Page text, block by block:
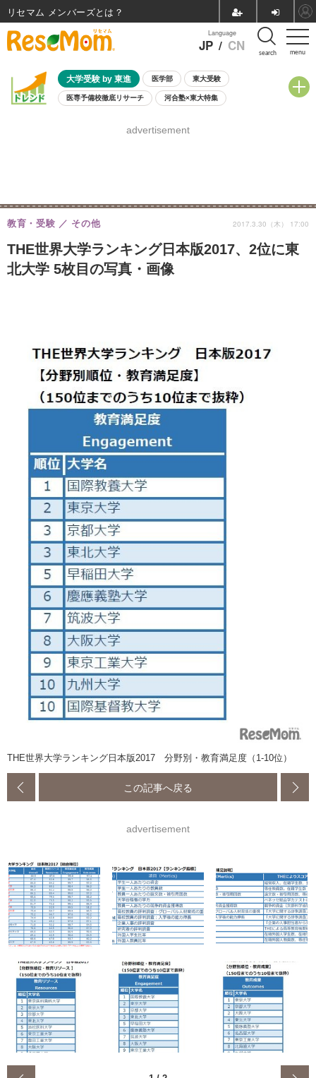
menu
Language
JP / CN search
大学受験 by 東進 医学部 東大受験
医専予備校徹底リサーチ 河合塾×東大特集
8月開催学校説明会・相談会
advertisement
THE世界大学ランキング日本版2017、2位に東
北大学 5枚目の写真・画像
教育・受験 その他 2017.3.30（木） 17:00
THE世界大学ランキング日本版2017 分野別・教育満足度（1-10位）
この記事へ戻る
advertisement
リセマム メンバーズ